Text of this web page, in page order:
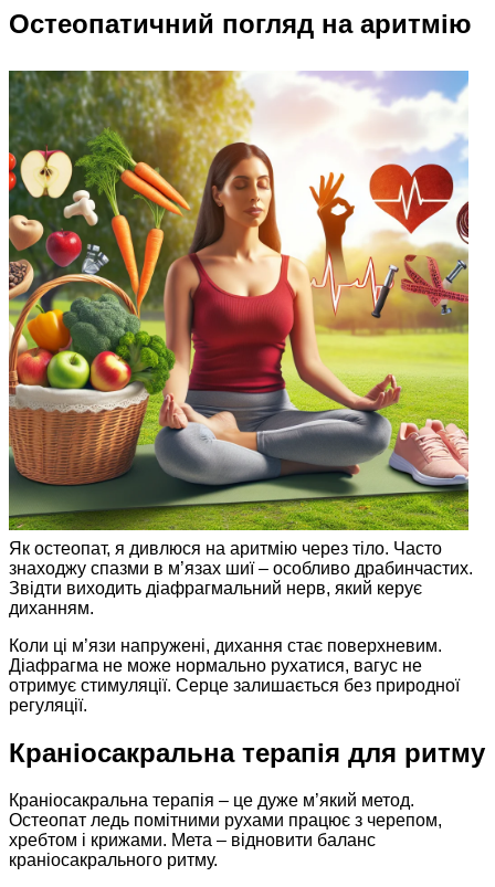
Остеопатичний погляд на аритмію
Як остеопат, я дивлюся на аритмію через тіло. Часто
знаходжу спазми в м’язах шиї – особливо драбинчастих.
Звідти виходить діафрагмальний нерв, який керує
диханням.
Коли ці м’язи напружені, дихання стає поверхневим.
Діафрагма не може нормально рухатися, вагус не
отримує стимуляції. Серце залишається без природної
регуляції.
Краніосакральна терапія для ритму
Краніосакральна терапія – це дуже м’який метод.
Остеопат ледь помітними рухами працює з черепом,
хребтом і крижами. Мета – відновити баланс
краніосакрального ритму.